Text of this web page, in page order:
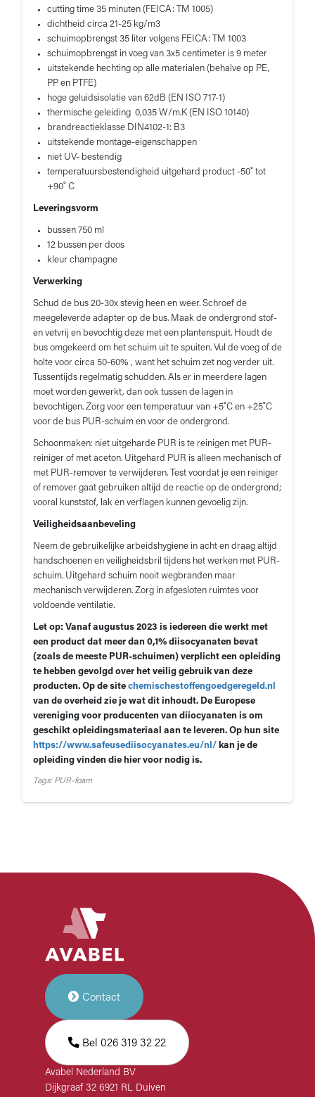
cutting time 35 minuten (FEICA: TM 1005)
dichtheid circa 21-25 kg/m3
schuimopbrengst 35 liter volgens FEICA: TM 1003
schuimopbrengst in voeg van 3x5 centimeter is 9 meter
uitstekende hechting op alle materialen (behalve op PE,
PP en PTFE)
hoge geluidsisolatie van 62dB (EN ISO 717-1)
thermische geleiding 0,035 W/m.K (EN ISO 10140)
brandreactieklasse DIN4102-1: B3
uitstekende montage-eigenschappen
niet UV- bestendig
temperatuursbestendigheid uitgehard product -50˚ tot
+90˚ C
Leveringsvorm
bussen 750 ml
12 bussen per doos
kleur champagne
Verwerking
Schud de bus 20-30x stevig heen en weer. Schroef de
meegeleverde adapter op de bus. Maak de ondergrond stof-
en vetvrij en bevochtig deze met een plantenspuit. Houdt de
bus omgekeerd om het schuim uit te spuiten. Vul de voeg of de
holte voor circa 50-60% , want het schuim zet nog verder uit.
Tussentijds regelmatig schudden. Als er in meerdere lagen
moet worden gewerkt, dan ook tussen de lagen in
bevochtigen. Zorg voor een temperatuur van +5˚C en +25˚C
voor de bus PUR-schuim en voor de ondergrond.
Schoonmaken: niet uitgeharde PUR is te reinigen met PUR-
reiniger of met aceton. Uitgehard PUR is alleen mechanisch of
met PUR-remover te verwijderen. Test voordat je een reiniger
of remover gaat gebruiken altijd de reactie op de ondergrond;
vooral kunststof, lak en verflagen kunnen gevoelig zijn.
Veiligheidsaanbeveling
Neem de gebruikelijke arbeidshygiene in acht en draag altijd
handschoenen en veiligheidsbril tijdens het werken met PUR-
schuim. Uitgehard schuim nooit wegbranden maar
mechanisch verwijderen. Zorg in afgesloten ruimtes voor
voldoende ventilatie.
Let op: Vanaf augustus 2023 is iedereen die werkt met
een product dat meer dan 0,1% diisocyanaten bevat
(zoals de meeste PUR-schuimen) verplicht een opleiding
te hebben gevolgd over het veilig gebruik van deze
producten. Op de site chemischestoffengoedgeregeld.nl
van de overheid zie je wat dit inhoudt. De Europese
vereniging voor producenten van diiocyanaten is om
geschikt opleidingsmateriaal aan te leveren. Op hun site
https://www.safeusediisocyanates.eu/nl/ kan je de
opleiding vinden die hier voor nodig is.
Tags: PUR-foam
Contact
Bel 026 319 32 22
Avabel Nederland BV
Dijkgraaf 32 6921 RL Duiven